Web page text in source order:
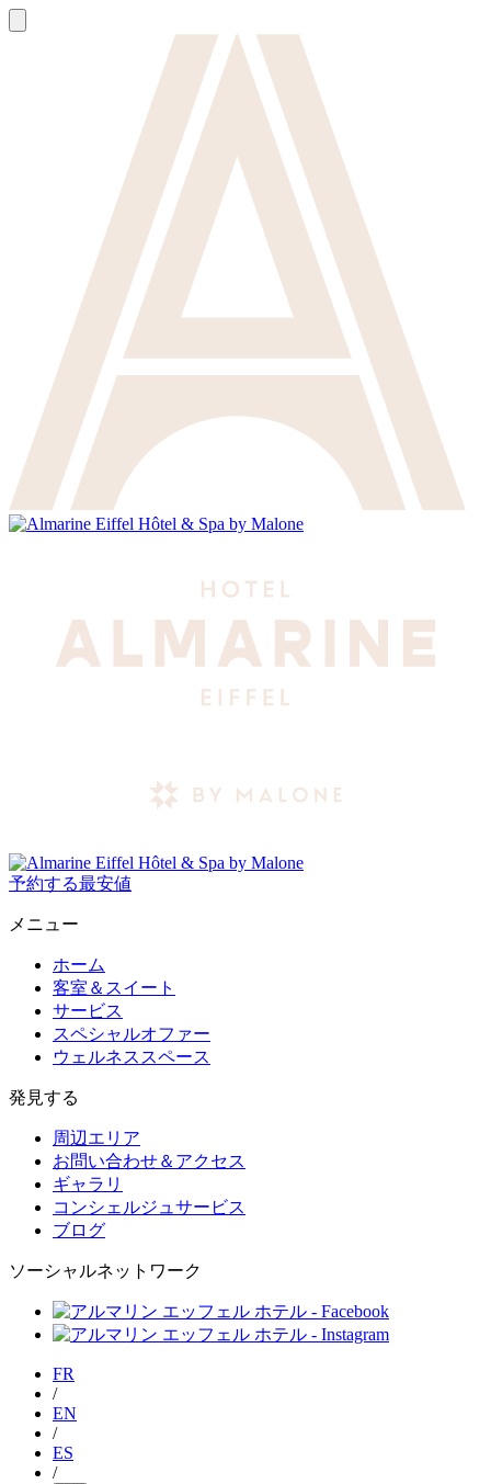
予約する最安値
メニュー
ホーム
客室＆スイート
サービス
スペシャルオファー
ウェルネススペース
発見する
周辺エリア
お問い合わせ＆アクセス
ギャラリ
コンシェルジュサービス
ブログ
ソーシャルネットワーク
FR
/
EN
/
ES
/